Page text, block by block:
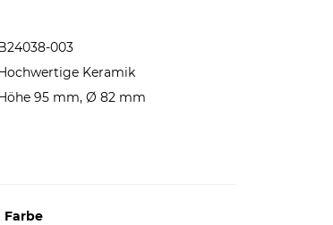
003
Keramik
95 mm, Ø 82 mm
Farbe